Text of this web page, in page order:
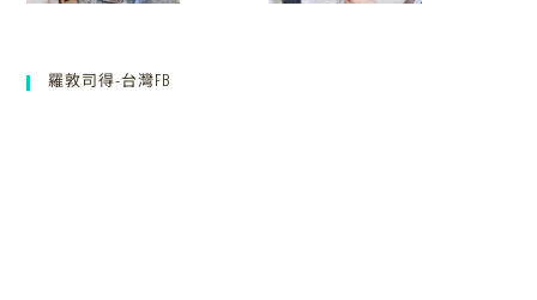
羅敦司得-台灣FB